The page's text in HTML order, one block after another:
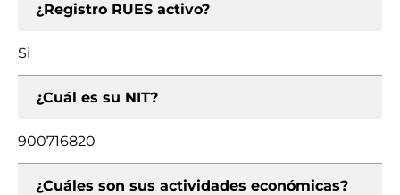
¿Registro RUES activo?
Si
¿Cuál es su NIT?
900716820
¿Cuáles son sus actividades económicas?